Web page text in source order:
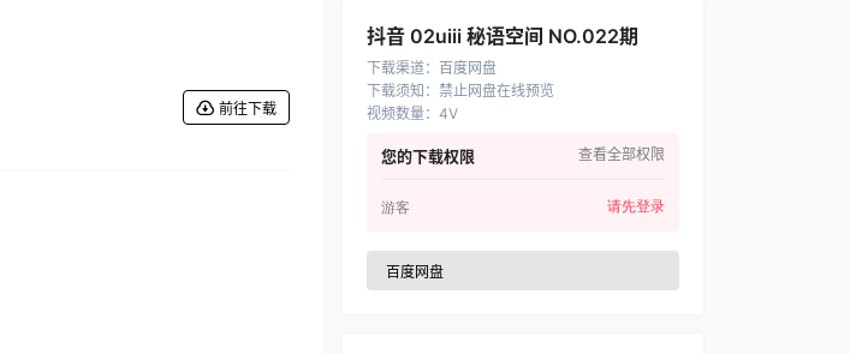
前往下载
抖音 02uiii 秘语空间 NO.022期
下载渠道： 百度网盘
下载须知 ： 禁止网盘在线预览
视频数量： 4V
您的下载权限 查看全部权限
游客 请先登录
百度网盘